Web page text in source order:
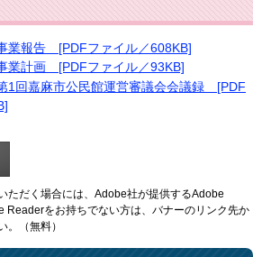
業報告 [PDFファイル／608KB]
業計画 [PDFファイル／93KB]
1回嘉麻市公民館運営審議会会議録 [PDF
ただく場合には、Adobe社が提供するAdobe
Readerをお持ちでない方は、バナーのリンク先か
。（無料）